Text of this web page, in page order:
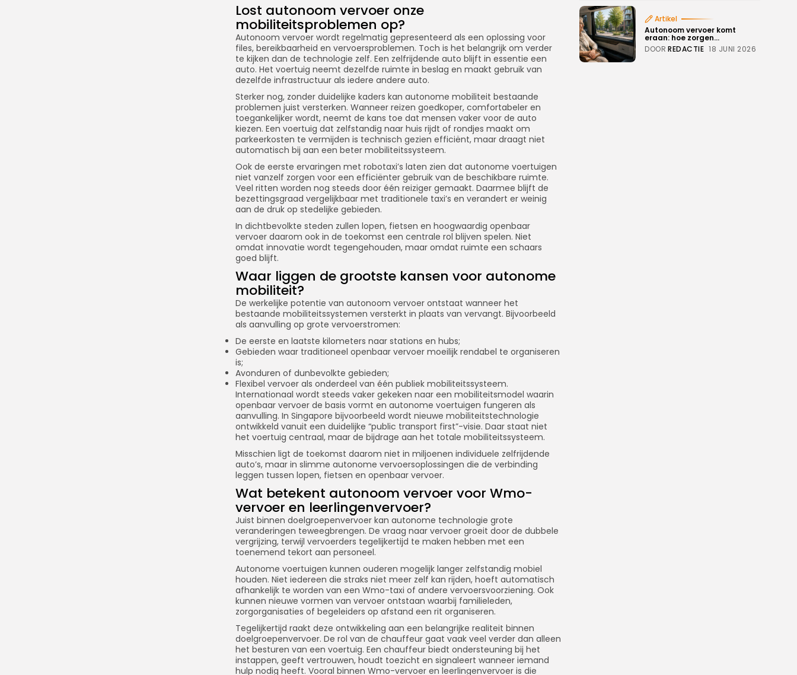
Artikel
Autonoom vervoer komt
eraan: hoe zorgen...
DOOR REDACTIE 18 JUNI 2026
Lost autonoom vervoer onze
mobiliteitsproblemen op?
Autonoom vervoer wordt regelmatig gepresenteerd als een oplossing voor
files, bereikbaarheid en vervoersproblemen. Toch is het belangrijk om verder
te kijken dan de technologie zelf. Een zelfrijdende auto blijft in essentie een
auto. Het voertuig neemt dezelfde ruimte in beslag en maakt gebruik van
dezelfde infrastructuur als iedere andere auto.
Sterker nog, zonder duidelijke kaders kan autonome mobiliteit bestaande
problemen juist versterken. Wanneer reizen goedkoper, comfortabeler en
toegankelijker wordt, neemt de kans toe dat mensen vaker voor de auto
kiezen. Een voertuig dat zelfstandig naar huis rijdt of rondjes maakt om
parkeerkosten te vermijden is technisch gezien efficiënt, maar draagt niet
automatisch bij aan een beter mobiliteitssysteem.
Ook de eerste ervaringen met robotaxi’s laten zien dat autonome voertuigen
niet vanzelf zorgen voor een efficiënter gebruik van de beschikbare ruimte.
Veel ritten worden nog steeds door één reiziger gemaakt. Daarmee blijft de
bezettingsgraad vergelijkbaar met traditionele taxi’s en verandert er weinig
aan de druk op stedelijke gebieden.
In dichtbevolkte steden zullen lopen, fietsen en hoogwaardig openbaar
vervoer daarom ook in de toekomst een centrale rol blijven spelen. Niet
omdat innovatie wordt tegengehouden, maar omdat ruimte een schaars
goed blijft.
Waar liggen de grootste kansen voor autonome
mobiliteit?
De werkelijke potentie van autonoom vervoer ontstaat wanneer het
bestaande mobiliteitssystemen versterkt in plaats van vervangt. Bijvoorbeeld
als aanvulling op grote vervoerstromen:
De eerste en laatste kilometers naar stations en hubs;
Gebieden waar traditioneel openbaar vervoer moeilijk rendabel te organiseren
is;
Avonduren of dunbevolkte gebieden;
Flexibel vervoer als onderdeel van één publiek mobiliteitssysteem.
Internationaal wordt steeds vaker gekeken naar een mobiliteitsmodel waarin
openbaar vervoer de basis vormt en autonome voertuigen fungeren als
aanvulling. In Singapore bijvoorbeeld wordt nieuwe mobiliteitstechnologie
ontwikkeld vanuit een duidelijke “public transport first”-visie. Daar staat niet
het voertuig centraal, maar de bijdrage aan het totale mobiliteitssysteem.
Misschien ligt de toekomst daarom niet in miljoenen individuele zelfrijdende
auto’s, maar in slimme autonome vervoersoplossingen die de verbinding
leggen tussen lopen, fietsen en openbaar vervoer.
Wat betekent autonoom vervoer voor Wmo-
vervoer en leerlingenvervoer?
Juist binnen doelgroepenvervoer kan autonome technologie grote
veranderingen teweegbrengen. De vraag naar vervoer groeit door de dubbele
vergrijzing, terwijl vervoerders tegelijkertijd te maken hebben met een
toenemend tekort aan personeel.
Autonome voertuigen kunnen ouderen mogelijk langer zelfstandig mobiel
houden. Niet iedereen die straks niet meer zelf kan rijden, hoeft automatisch
afhankelijk te worden van een Wmo-taxi of andere vervoersvoorziening. Ook
kunnen nieuwe vormen van vervoer ontstaan waarbij familieleden,
zorgorganisaties of begeleiders op afstand een rit organiseren.
Tegelijkertijd raakt deze ontwikkeling aan een belangrijke realiteit binnen
doelgroepenvervoer. De rol van de chauffeur gaat vaak veel verder dan alleen
het besturen van een voertuig. Een chauffeur biedt ondersteuning bij het
instappen, geeft vertrouwen, houdt toezicht en signaleert wanneer iemand
hulp nodig heeft. Vooral binnen Wmo-vervoer en leerlingenvervoer is die